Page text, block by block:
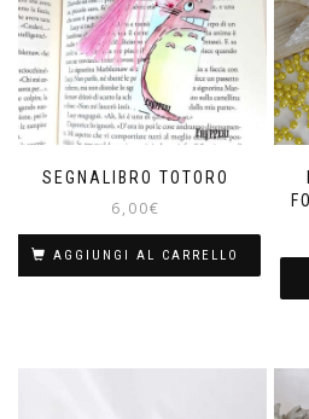
SEGNALIBRO TOTORO
6,00€
AGGIUNGI AL CARRELLO